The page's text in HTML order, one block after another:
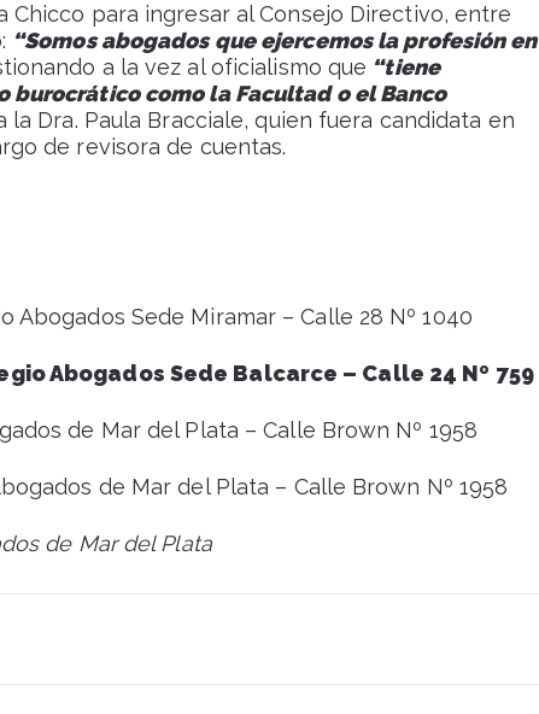
Chicco para ingresar al Consejo Directivo, entre
“Somos abogados que ejercemos la profesión en
a la vez al oficialismo que “tiene
como la Facultad o el Banco
Dra. Paula Bracciale, quien fuera candidata en
de revisora de cuentas.
Abogados Sede Miramar – Calle 28 Nº 1040
Abogados Sede Balcarce – Calle 24 Nº 759
de Mar del Plata – Calle Brown Nº 1958
de Mar del Plata – Calle Brown Nº 1958
de Mar del Plata